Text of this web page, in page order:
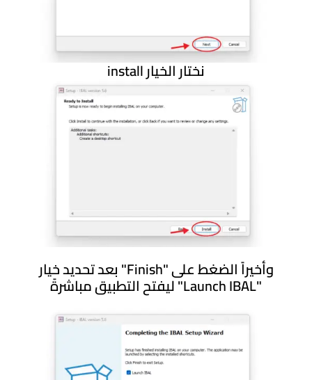
نختار الخيار install
وأخيراً الضغط على "Finish" بعد تحديد خيار
"Launch IBAL" ليفتح التطبيق مباشرةً